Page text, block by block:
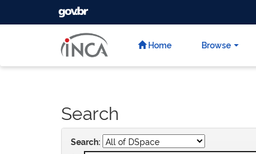
GOVBR
Home Browse
Search
Search: